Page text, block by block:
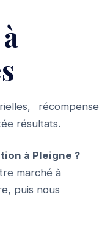
récompense
résultats.
à Pleigne ?
marché à
puis nous